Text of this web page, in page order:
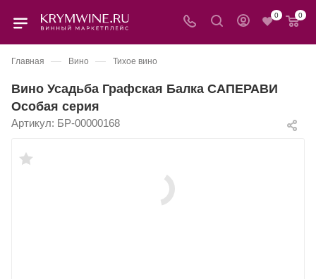
0 0
Главная — Вино — Тихое вино
Вино Усадьба Графская Балка САПЕРАВИ
Особая серия
Артикул: БР-00000168